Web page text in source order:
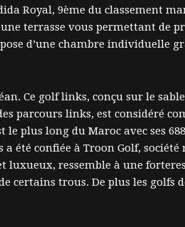
Royal, 9ème du classement
terrasse vous permettant de
d’une chambre individuelle
Ce golf links, conçu sur le
parcours links, est considéré
plus long du Maroc avec ses
été confiée à Troon Golf,
ressemble à une
certains trous. De plus les golfs